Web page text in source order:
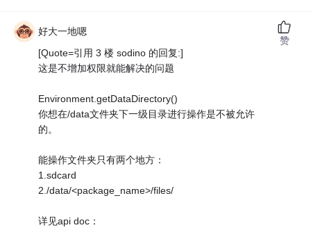
好大一地嗯
[Quote=引用 3 楼 sodino 的回复:]
这是不增加权限就能解决的问题
Environment.getDataDirectory()
你想在/data文件夹下一级目录进行操作是不被允许
的。
能操作文件夹只有两个地方：
1.sdcard
2./data/<package_name>/files/
详见api doc：
赞